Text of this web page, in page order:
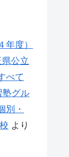
度）
公立
べて
塾グル
別・
より